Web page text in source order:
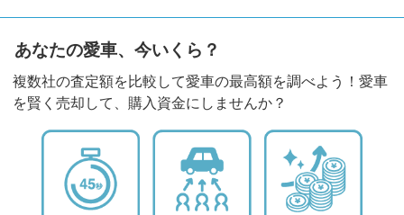
あなたの愛車、今いくら？
複数社の査定額を比較して愛車の最高額を調べよう！愛車
を賢く売却して、購入資金にしませんか？